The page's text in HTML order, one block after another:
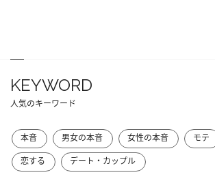
KEYWORD
人気のキーワード
本音 男女の本音 女性の本音 モテ
恋する
デート・カップル